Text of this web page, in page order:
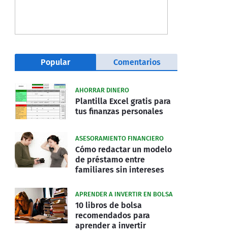
Popular Comentarios
AHORRAR DINERO
Plantilla Excel gratis para
tus finanzas personales
ASESORAMIENTO FINANCIERO
Cómo redactar un modelo
de préstamo entre
familiares sin intereses
APRENDER A INVERTIR EN BOLSA
10 libros de bolsa
recomendados para
aprender a invertir